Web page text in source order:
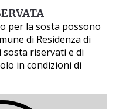
per la sosta possono
di Residenza di
riservati e di
in condizioni di